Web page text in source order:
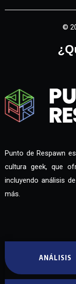
©
Punto de Respawn
cultura geek, que
incluyendo análisis
más.
ANÁLISIS